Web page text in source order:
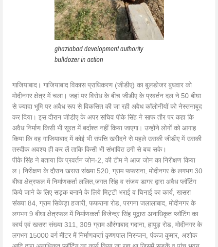
ghaziabad development authority
bulldozer in action
गाजियाबाद। गाजियाबाद विकास प्राधिकरण (जीडीए) का बुलडोजर बुधवार को
मोदीनगर क्षेत्र में चला। जहां पर विरोध के बीच जीडीए के प्रवर्तन दल ने 50 बीघा
से ज्यादा भूमि पर अवैध रूप से विकसित की जा रही अवैध कॉलोनीयों को नेस्तनाबूद
कर दिया। इस दौरान जीडीए के अपर सचिव पीके सिंह ने साफ तौर पर कहा कि
अवैध निर्माण किसी भी सूरत में बर्दाश्त नहीं किया जाएगा। उन्होंने लोगों को आगाह
किया कि वह गाजियाबाद में कोई भी संपत्ति खरीदने से पहले उसकी जीडीए में उसकी
तस्दीक अवश्य ही कर लें ताकि किसी भी संभावित ठगी से बच सके।
पीके सिंह ने बताया कि प्रवर्तन जोन-2, की टीम ने आज जोन का निरीक्षण किया
ल। निरीक्षण के दौरान खसरा संख्या 520, ग्राम फफराना, मोदीनगर के लगभग 30
बीघा क्षेत्रफल में निर्माणकर्ता ललित,जगत सिंह व संजय डागर द्वारा अवैध प्लॉटिंग
किये जाने के लिए सड़क बनाने के लिये मिट्टी भराई व चिनाई का कार्य, खसरा
संख्या 84, ग्राम सिकेड़ा हजारी, फफराना रोड, परगना जलालाबाद, मोदीनगर के
लगभग 9 बीघा क्षेत्रफल में निर्माणकर्ता बिजेन्द्र सिंह पुद्वारा अनाधिकृत प्लॉटिंग का
कार्य एवं खसरा संख्या 311, 309 ग्राम औरंगाबाद गदाना, हापुड़ रोड, मोदीनगर के
लगभग 15000 वर्ग मीटर में निर्माणकर्ता कृष्णपाल निरन्जन, पंकज कुमार, अशोक